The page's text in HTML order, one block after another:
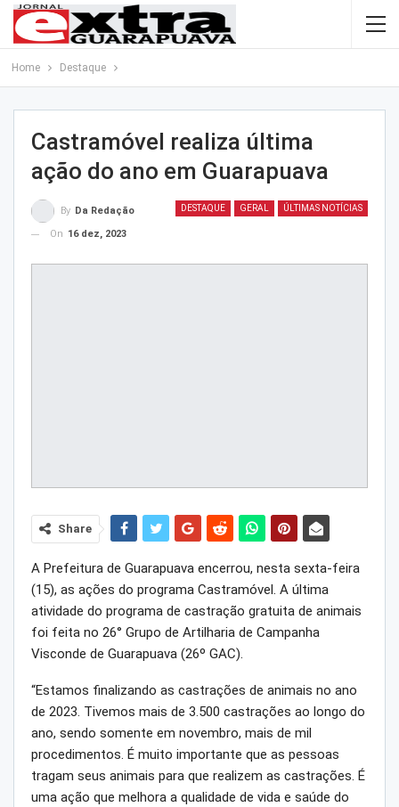
Home Destaque
Castramóvel realiza última
ação do ano em Guarapuava
DESTAQUE GERAL ÚLTIMAS NOTÍCIAS
By Da Redação
On 16 dez, 2023
Share
A Prefeitura de Guarapuava encerrou, nesta sexta-feira
(15), as ações do programa Castramóvel. A última
atividade do programa de castração gratuita de animais
foi feita no 26° Grupo de Artilharia de Campanha
Visconde de Guarapuava (26º GAC).
“Estamos finalizando as castrações de animais no ano
de 2023. Tivemos mais de 3.500 castrações ao longo do
ano, sendo somente em novembro, mais de mil
procedimentos. É muito importante que as pessoas
tragam seus animais para que realizem as castrações. É
uma ação que melhora a qualidade de vida e saúde do